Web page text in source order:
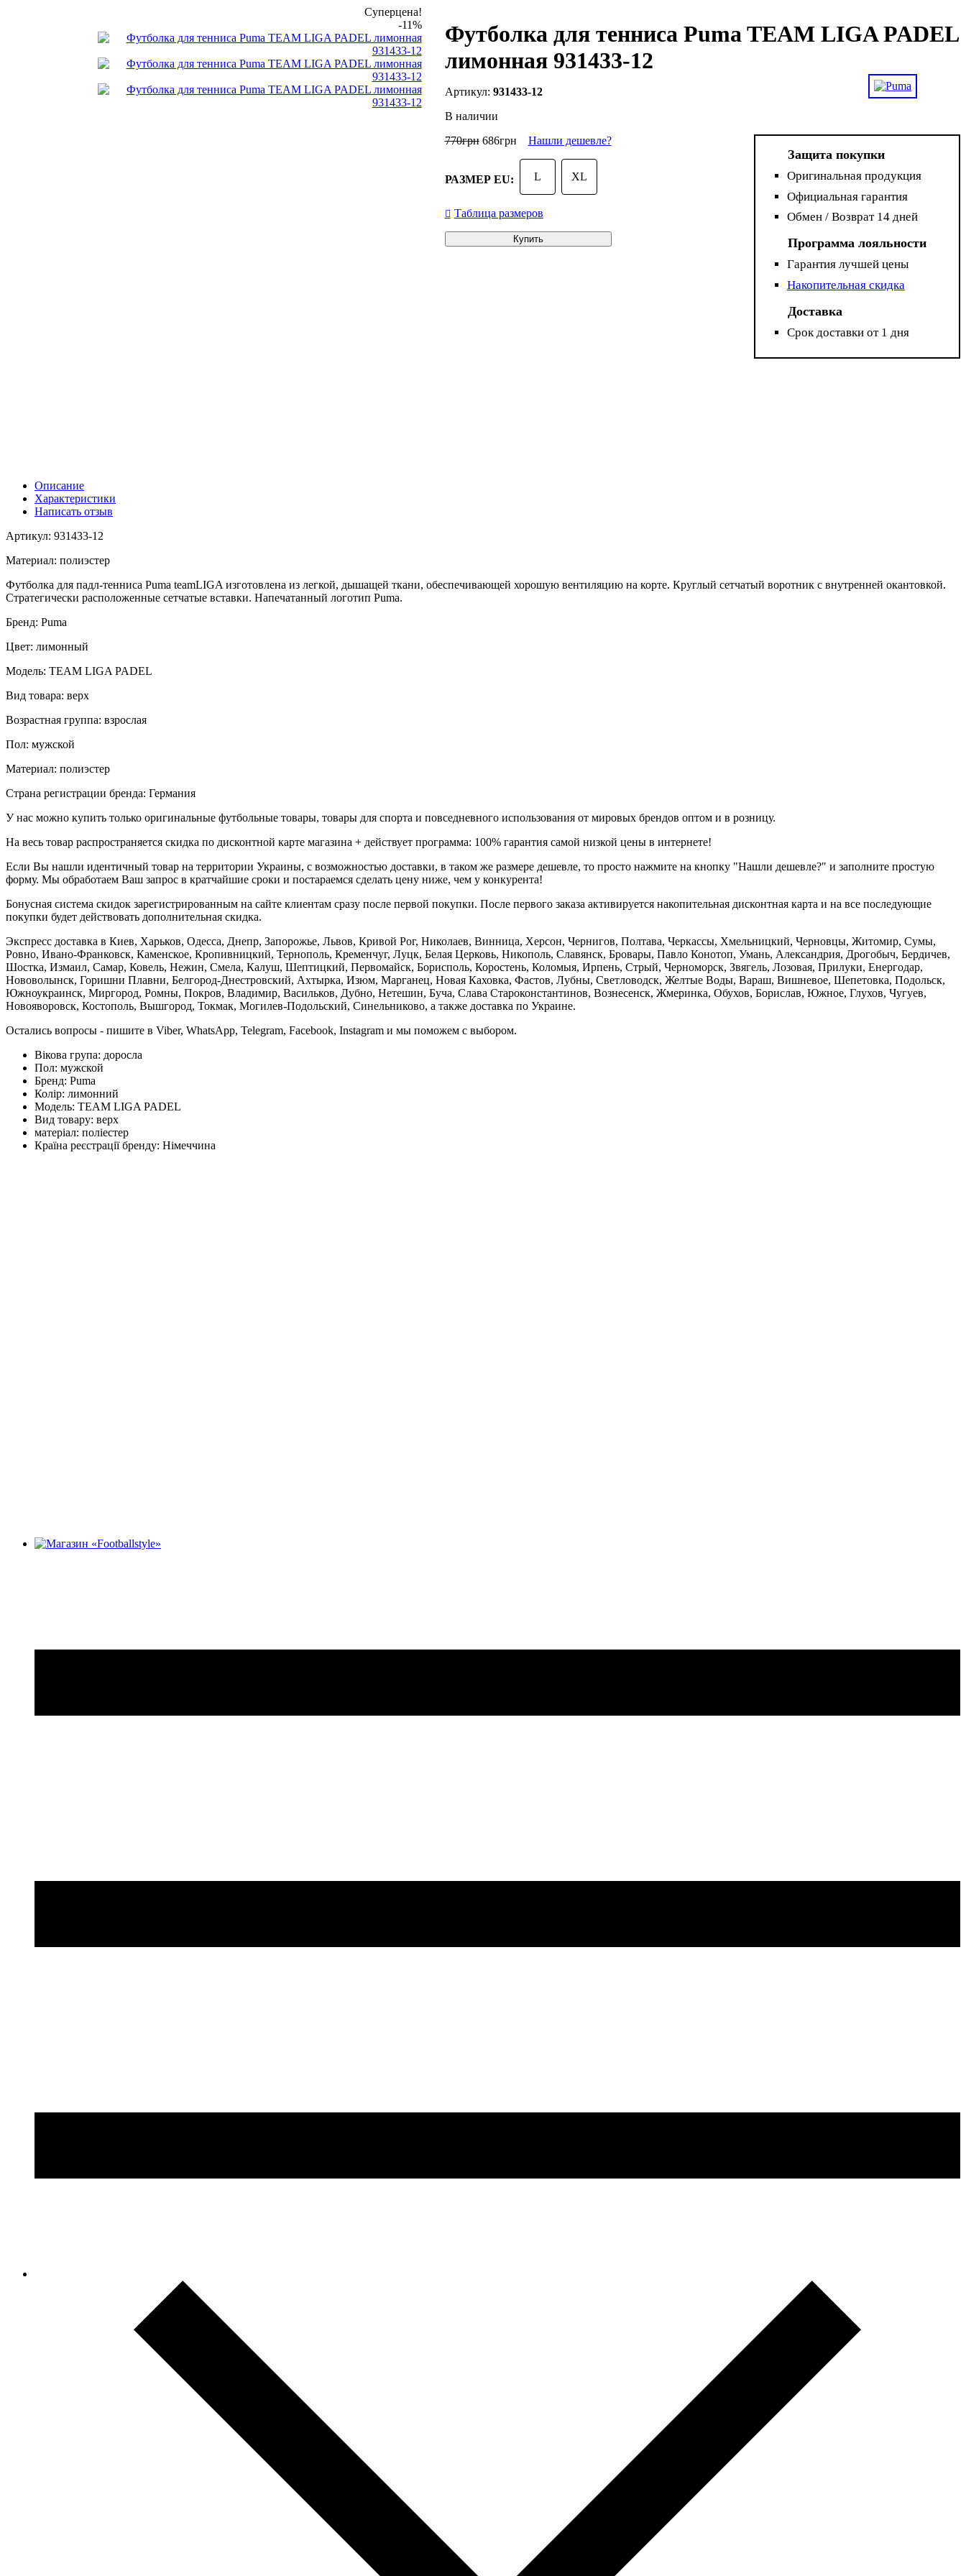
Суперцена!
-11%
Футболка для тенниса Puma TEAM LIGA PADEL
лимонная 931433-12
931433-12
В наличии
770грн 686грн Нашли дешевле?
РАЗМЕР EU: L XL
Таблица размеров
Купить
Защита покупки
Оригинальная продукция
Официальная гарантия
Обмен / Возврат 14 дней
Программа лояльности
Гарантия лучшей цены
Накопительная скидка
Доставка
Срок доставки от 1 дня
Описание
Характеристики
Написать отзыв
Артикул: 931433-12
Материал: полиэстер
Футболка для падл-тенниса Puma teamLIGA изготовлена ​​из легкой, дышащей ткани, обеспечивающей хорошую вентиляцию на корте. Круглый сетчатый воротник с внутренней окантовкой.
Стратегически расположенные сетчатые вставки. Напечатанный логотип Puma.
Бренд: Puma
Цвет: лимонный
Модель: TEAM LIGA PADEL
Вид товара: верх
Возрастная группа: взрослая
Пол: мужской
Материал: полиэстер
Страна регистрации бренда: Германия
У нас можно купить только оригинальные футбольные товары, товары для спорта и повседневного использования от мировых брендов оптом и в розницу.
На весь товар распространяется скидка по дисконтной карте магазина + действует программа: 100% гарантия самой низкой цены в интернете!
Если Вы нашли идентичный товар на территории Украины, с возможностью доставки, в таком же размере дешевле, то просто нажмите на кнопку "Нашли дешевле?" и заполните простую
форму. Мы обработаем Ваш запрос в кратчайшие сроки и постараемся сделать цену ниже, чем у конкурента!
Бонусная система скидок зарегистрированным на сайте клиентам сразу после первой покупки. После первого заказа активируется накопительная дисконтная карта и на все последующие
покупки будет действовать дополнительная скидка.
Экспресс доставка в Киев, Харьков, Одесса, Днепр, Запорожье, Львов, Кривой Рог, Николаев, Винница, Херсон, Чернигов, Полтава, Черкассы, Хмельницкий, Черновцы, Житомир, Сумы,
Ровно, Ивано-Франковск, Каменское, Кропивницкий, Тернополь, Кременчуг, Луцк, Белая Церковь, Никополь, Славянск, Бровары, Павло Конотоп, Умань, Александрия, Дрогобыч, Бердичев,
Шостка, Измаил, Самар, Ковель, Нежин, Смела, Калуш, Шептицкий, Первомайск, Борисполь, Коростень, Коломыя, Ирпень, Стрый, Черноморск, Звягель, Лозовая, Прилуки, Енергодар,
Нововолынск, Горишни Плавни, Белгород-Днестровский, Ахтырка, Изюм, Марганец, Новая Каховка, Фастов, Лубны, Светловодск, Желтые Воды, Вараш, Вишневое, Шепетовка, Подольск,
Южноукраинск, Миргород, Ромны, Покров, Владимир, Васильков, Дубно, Нетешин, Буча, Слава Староконстантинов, Вознесенск, Жмеринка, Обухов, Борислав, Южное, Глухов, Чугуев,
Новояворовск, Костополь, Вышгород, Токмак, Могилев-Подольский, Синельниково, а также доставка по Украине.
Остались вопросы - пишите в Viber, WhatsApp, Telegram, Facebook, Instagram и мы поможем с выбором.
Вікова група: доросла
Пол: мужской
Бренд: Puma
Колір: лимонний
Модель: TEAM LIGA PADEL
Вид товару: верх
матеріал: поліестер
Країна реєстрації бренду: Німеччина